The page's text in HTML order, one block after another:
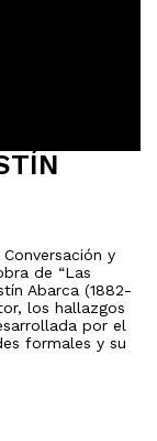
y
de “Las
Abarca (1882-
los hallazgos
por el
formales y su